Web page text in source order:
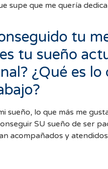
supe que me quería
tu
tu sueño
¿Qué es lo
sueño, lo que más me
SU sueño de ser
acompañados y